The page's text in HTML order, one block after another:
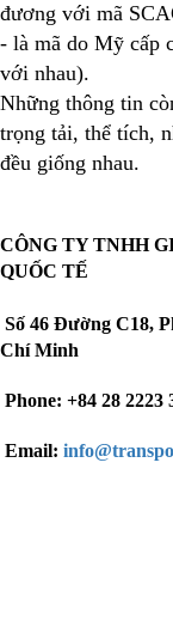
đương với mã
- là mã do Mỹ cấp
với nhau).
Những thông tin
trọng tải, thể tích,
đều giống nhau.
CÔNG TY TNHH
QUỐC TẾ
Số 46 Đường C18,
Chí Minh
Phone: +84 28 2223
Email: